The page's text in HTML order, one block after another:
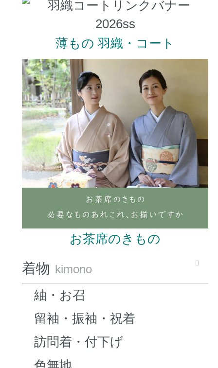
薄もの 羽織・コート
お茶席のきもの
着物 kimono
紬・お召
留袖・振袖・祝着
訪問着・付下げ
色無地